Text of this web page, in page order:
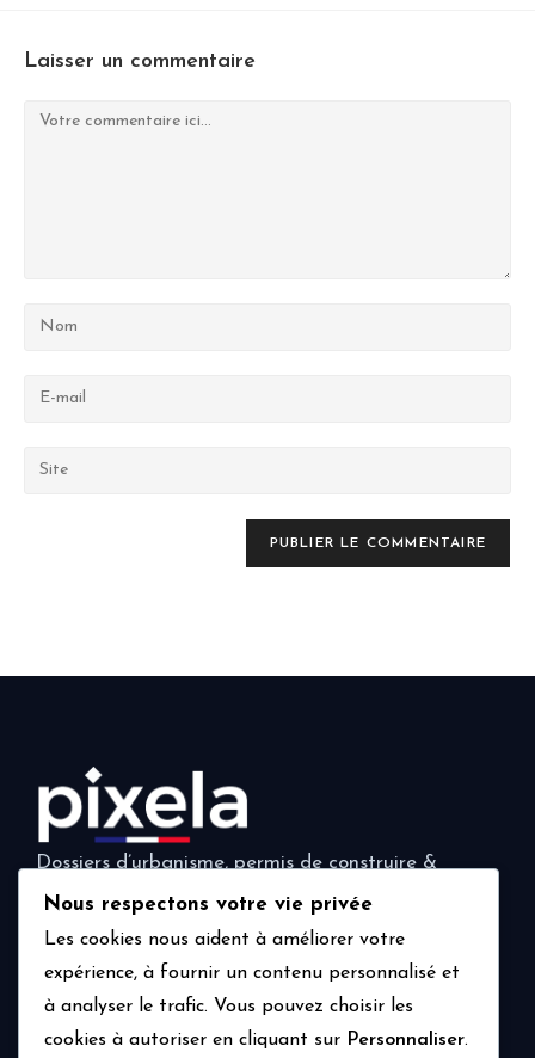
Laisser un commentaire
Dossiers d’urbanisme, permis de construire &
déclarations préalables. Rendus 3D inclus, partout
en France.
Navigation
Prestations
Nous respectons votre vie privée
Les cookies nous aident à améliorer votre
expérience, à fournir un contenu personnalisé et
à analyser le trafic. Vous pouvez choisir les
cookies à autoriser en cliquant sur Personnaliser.